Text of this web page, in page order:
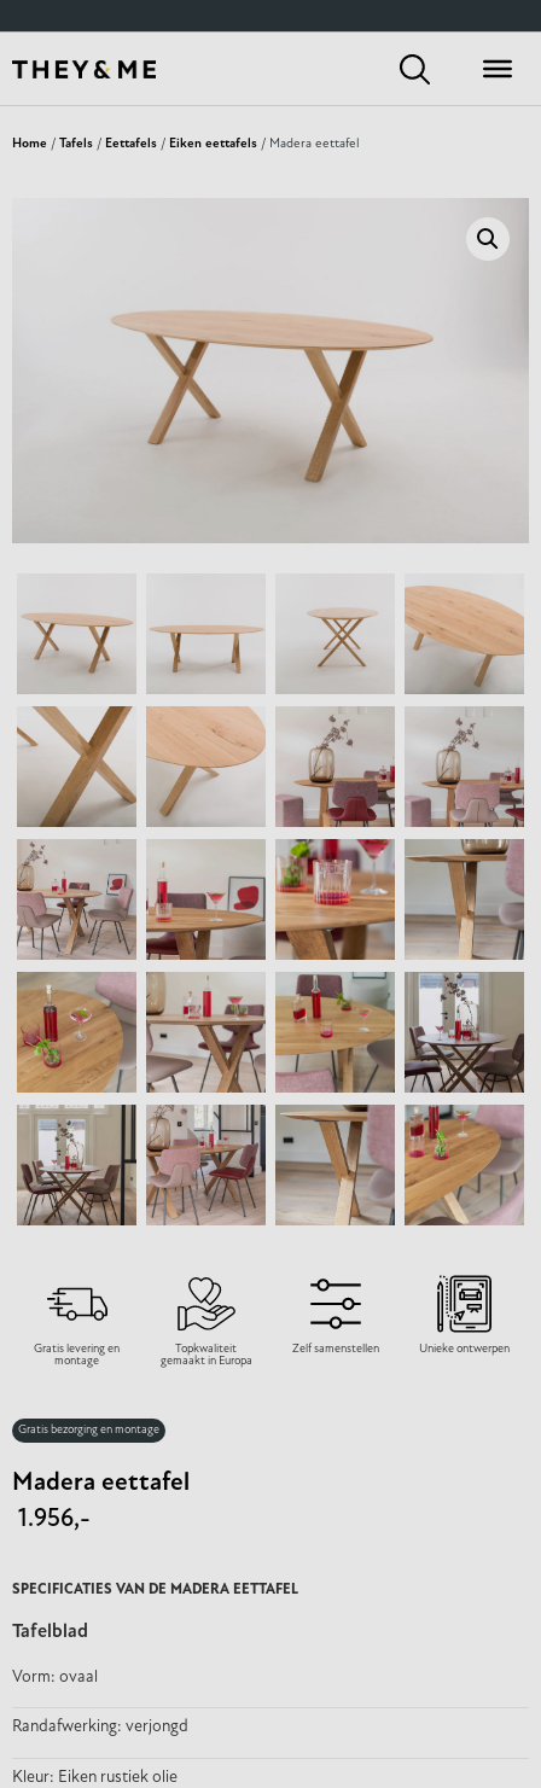
Home / Tafels / Eettafels / Eiken eettafels / Madera eettafel
Gratis levering en
montage
Topkwaliteit
gemaakt in Europa
Zelf samenstellen Unieke ontwerpen
Gratis bezorging en montage
Madera eettafel
1.956,-
SPECIFICATIES VAN DE MADERA EETTAFEL
Tafelblad
Vorm: ovaal
Randafwerking: verjongd
Kleur: Eiken rustiek olie